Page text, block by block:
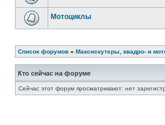
Мотоциклы
Список форумов » Максискутеры, квадро- и
Кто сейчас на форуме
Сейчас этот форум просматривают: нет